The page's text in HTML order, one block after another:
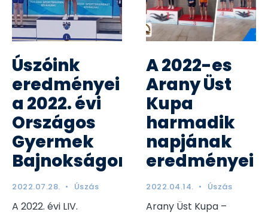
Úszóink
eredményei
a 2022. évi
Országos
Gyermek
Bajnokságon
2022.07.28. • Úszás
A 2022. évi LIV.
A 2022-es
Arany Üst
Kupa
harmadik
napjának
eredményei
2022.04.14. • Úszás
Arany Üst Kupa –